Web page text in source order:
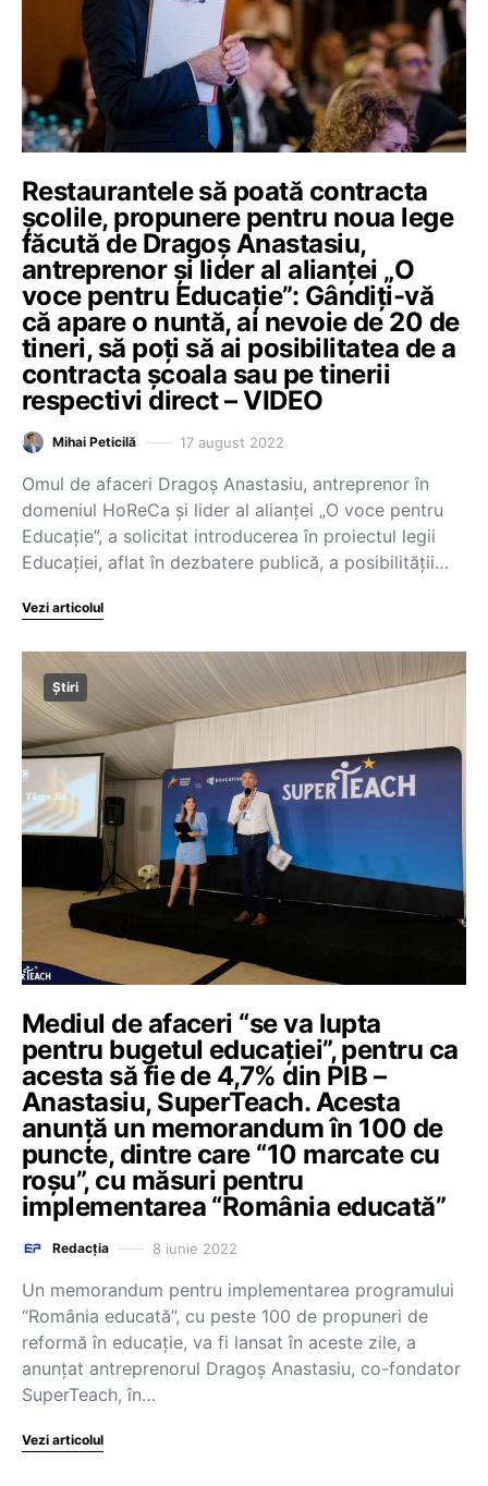
Restaurantele să poată contracta
școlile, propunere pentru noua lege
făcută de Dragoș Anastasiu,
antreprenor și lider al alianței „O
voce pentru Educație”: Gândiți-vă
că apare o nuntă, ai nevoie de 20 de
tineri, să poți să ai posibilitatea de a
contracta școala sau pe tinerii
respectivi direct – VIDEO
Mihai Peticilă 17 august 2022
Omul de afaceri Dragoș Anastasiu, antreprenor în
domeniul HoReCa și lider al alianței „O voce pentru
Educație”, a solicitat introducerea în proiectul legii
Educației, aflat în dezbatere publică, a posibilității…
Vezi articolul
Știri
Mediul de afaceri “se va lupta
pentru bugetul educației”, pentru ca
acesta să fie de 4,7% din PIB –
Anastasiu, SuperTeach. Acesta
anunță un memorandum în 100 de
puncte, dintre care “10 marcate cu
roșu”, cu măsuri pentru
implementarea “România educată”
Redacția 8 iunie 2022
Un memorandum pentru implementarea programului
“România educată”, cu peste 100 de propuneri de
reformă în educație, va fi lansat în aceste zile, a
anunțat antreprenorul Dragoș Anastasiu, co-fondator
SuperTeach, în…
Vezi articolul